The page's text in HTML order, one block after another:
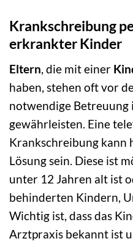
Krankschreibung
erkrankter Kinder
Eltern, die mit einer
haben, stehen oft vor
notwendige Betreuung
gewährleisten. Eine
Krankschreibung
Lösung sein. Diese ist
unter 12 Jahren alt ist
behinderten Kindern,
Wichtig ist, dass das
Arztpraxis bekannt ist